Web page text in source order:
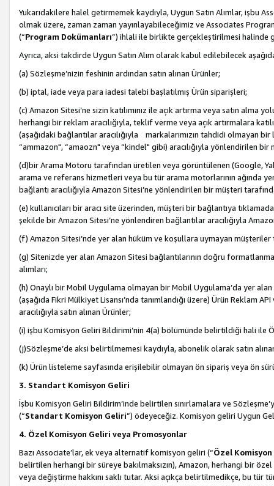
Yukarıdakilere halel getirmemek kaydıyla, Uygun Satın Alımlar, işbu
olmak üzere, zaman zaman yayınlayabileceğimiz ve Associates
(“Program Dokümanları”) ihlali ile birlikte gerçekleştirilmesi halinde
Ayrıca, aksi takdirde Uygun Satın Alım olarak kabul edilebilecek
(a) Sözleşme’nizin feshinin ardından satın alınan Ürünler;
(b) iptal, iade veya para iadesi talebi başlatılmış Ürün siparişleri;
(c) Amazon Sitesi’ne sizin katılımınız ile açık artırma veya satın alma
herhangi bir reklam aracılığıyla, teklif verme veya açık artırmalara
(aşağıdaki bağlantılar aracılığıyla markalarımızın tahdidi olmayan
“ammazon", “amaozn" veya “kindel" gibi) aracılığıyla yönlendirilen
(d)bir Arama Motoru tarafından üretilen veya görüntülenen (Google,
arama ve referans hizmetleri veya bu tür arama motorlarının ağında
bağlantı aracılığıyla Amazon Sitesi’ne yönlendirilen bir müşteri
(e) kullanıcıları bir aracı site üzerinden, müşteri bir bağlantıya
şekilde bir Amazon Sitesi’ne yönlendiren bağlantılar aracılığıyla
(f) Amazon Sitesi’nde yer alan hüküm ve koşullara uymayan müşteriler
(g) Sitenizde yer alan Amazon Sitesi bağlantılarının doğru
alımları;
(h) Onaylı bir Mobil Uygulama olmayan bir Mobil Uygulama’da yer
(aşağıda Fikri Mülkiyet Lisansı’nda tanımlandığı üzere) Ürün Reklam
aracılığıyla satın alınan Ürünler;
(i) işbu Komisyon Geliri Bildirimi’nin 4(a) bölümünde belirtildiği hali ile
(j)Sözleşme’de aksi belirtilmemesi kaydıyla, abonelik olarak satın
(k) Ürün listeleme sayfasında erişilebilir olmayan ön sipariş veya ön
3. Standart Komisyon Geliri
İşbu Komisyon Geliri Bildirim’inde belirtilen sınırlamalara ve
(“Standart Komisyon Geliri”) ödeyeceğiz. Komisyon geliri Uygun
4. Özel Komisyon Geliri veya Promosyonlar
Bazı Associate’lar, ek veya alternatif komisyon geliri (“Özel
belirtilen herhangi bir süreye bakılmaksızın), Amazon, herhangi bir
veya değiştirme hakkını saklı tutar. Aksi açıkça belirtilmedikçe, bu tür